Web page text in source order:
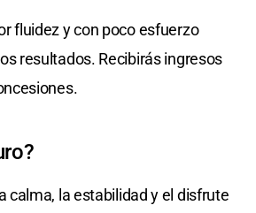
fluidez y con poco esfuerzo
resultados. Recibirás ingresos
calma, la estabilidad y el disfrute